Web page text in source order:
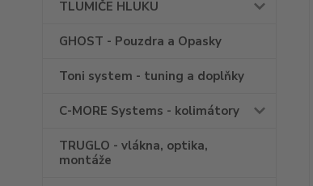
TLUMIČE HLUKU
GHOST - Pouzdra a Opasky
Toni system - tuning a doplňky
C-MORE Systems - kolimátory
TRUGLO - vlákna, optika,
montáže